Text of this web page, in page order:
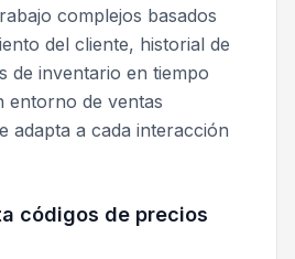
complejos basados
del cliente, historial de
de inventario en tiempo
entorno de ventas
adapta a cada interacción
códigos de precios